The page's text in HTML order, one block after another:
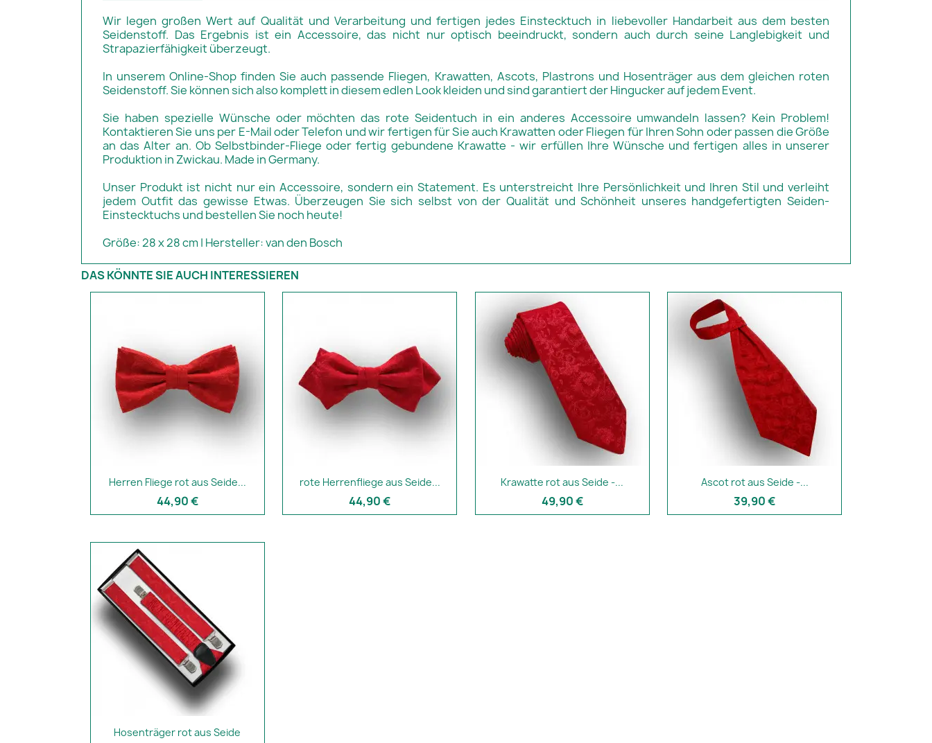
Wir legen großen Wert auf Qualität und Verarbeitung und fertigen jedes Einstecktuch in liebevoller Handarbeit aus dem besten
Seidenstoff. Das Ergebnis ist ein Accessoire, das nicht nur optisch beeindruckt, sondern auch durch seine Langlebigkeit und
Strapazierfähigkeit überzeugt.
In unserem Online-Shop finden Sie auch passende Fliegen, Krawatten, Ascots, Plastrons und Hosenträger aus dem gleichen roten
Seidenstoff. Sie können sich also komplett in diesem edlen Look kleiden und sind garantiert der Hingucker auf jedem Event.
Sie haben spezielle Wünsche oder möchten das rote Seidentuch in ein anderes Accessoire umwandeln lassen? Kein Problem!
Kontaktieren Sie uns per E-Mail oder Telefon und wir fertigen für Sie auch Krawatten oder Fliegen für Ihren Sohn oder passen die Größe
an das Alter an. Ob Selbstbinder-Fliege oder fertig gebundene Krawatte - wir erfüllen Ihre Wünsche und fertigen alles in unserer
Produktion in Zwickau. Made in Germany.
Unser Produkt ist nicht nur ein Accessoire, sondern ein Statement. Es unterstreicht Ihre Persönlichkeit und Ihren Stil und verleiht
jedem Outfit das gewisse Etwas. Überzeugen Sie sich selbst von der Qualität und Schönheit unseres handgefertigten Seiden-
Einstecktuchs und bestellen Sie noch heute!
Größe: 28 x 28 cm | Hersteller: van den Bosch
DAS KÖNNTE SIE AUCH INTERESSIEREN
Herren Fliege rot aus Seide...
44,90 €
rote Herrenfliege aus Seide...
44,90 €
Krawatte rot aus Seide -...
49,90 €
Ascot rot aus Seide -...
39,90 €
Hosenträger rot aus Seide